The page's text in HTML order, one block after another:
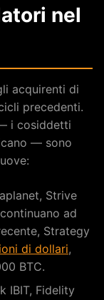
nel
acquirenti di
precedenti.
i cosiddetti
— sono
Strive
ad
Strategy
di dollari,
BTC.
IBIT, Fidelity